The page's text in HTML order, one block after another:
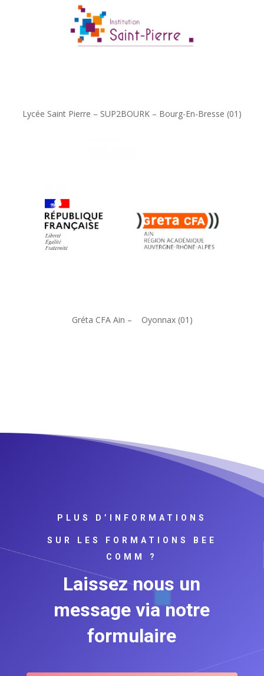
Lycée Saint Pierre – SUP2BOURK – Bourg-En-Bresse (01)
Gréta CFA Ain – Oyonnax (01)
PLUS D’INFORMATIONS
SUR LES FORMATIONS BEE
COMM ?
Laissez nous un
message via notre
formulaire